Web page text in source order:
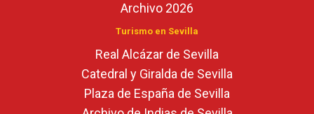
Archivo 2026
Turismo en Sevilla
Real Alcázar de Sevilla
Catedral y Giralda de Sevilla
Plaza de España de Sevilla